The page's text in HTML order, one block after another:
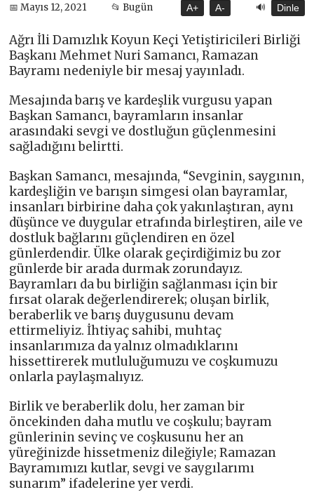
📅 Mayıs 12, 2021 📂 Bugün A+ A- 🔊 Dinle
Ağrı İli Damızlık Koyun Keçi Yetiştiricileri Birliği
Başkanı Mehmet Nuri Samancı, Ramazan
Bayramı nedeniyle bir mesaj yayınladı.
Mesajında barış ve kardeşlik vurgusu yapan
Başkan Samancı, bayramların insanlar
arasındaki sevgi ve dostluğun güçlenmesini
sağladığını belirtti.
Başkan Samancı, mesajında, “Sevginin, saygının,
kardeşliğin ve barışın simgesi olan bayramlar,
insanları birbirine daha çok yakınlaştıran, aynı
düşünce ve duygular etrafında birleştiren, aile ve
dostluk bağlarını güçlendiren en özel
günlerdendir. Ülke olarak geçirdiğimiz bu zor
günlerde bir arada durmak zorundayız.
Bayramları da bu birliğin sağlanması için bir
fırsat olarak değerlendirerek; oluşan birlik,
beraberlik ve barış duygusunu devam
ettirmeliyiz. İhtiyaç sahibi, muhtaç
insanlarımıza da yalnız olmadıklarını
hissettirerek mutluluğumuzu ve coşkumuzu
onlarla paylaşmalıyız.
Birlik ve beraberlik dolu, her zaman bir
öncekinden daha mutlu ve coşkulu; bayram
günlerinin sevinç ve coşkusunu her an
yüreğinizde hissetmeniz dileğiyle; Ramazan
Bayramımızı kutlar, sevgi ve saygılarımı
sunarım” ifadelerine yer verdi.